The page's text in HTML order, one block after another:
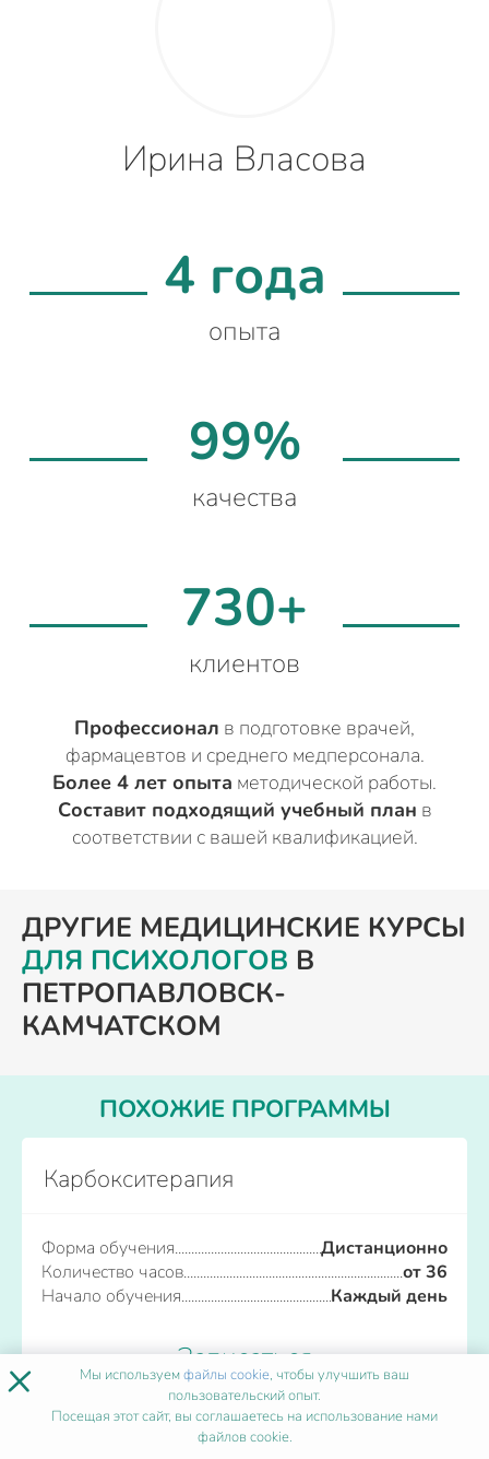
Ирина Власова
4 года
опыта
99%
качества
730+
клиентов
Профессионал в подготовке врачей,
фармацевтов и среднего медперсонала.
Более 4 лет опыта методической работы.
Составит подходящий учебный план в
соответствии с вашей квалификацией.
ДРУГИЕ МЕДИЦИНСКИЕ КУРСЫ
ДЛЯ ПСИХОЛОГОВ В
ПЕТРОПАВЛОВСК-
КАМЧАТСКОМ
ПОХОЖИЕ ПРОГРАММЫ
Карбокситерапия
Форма обучения
Дистанционно
Количество часов
от 36
Начало обучения
Каждый день
Записаться
× Мы используемфайлы cookie, чтобы улучшить ваш
пользовательский опыт.
Посещая этот сайт, вы соглашаетесь на использование нами
файлов cookie.